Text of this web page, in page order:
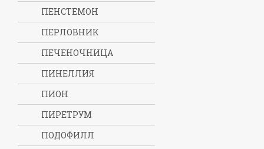
ПЕНСТЕМОН
ПЕРЛОВНИК
ПЕЧЕНОЧНИЦА
ПИНЕЛЛИЯ
ПИОН
ПИРЕТРУМ
ПОДОФИЛЛ